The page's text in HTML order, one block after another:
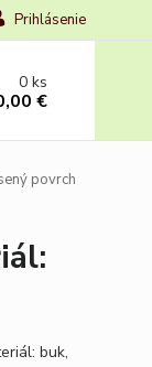
Prihlásenie
0ks
€
povrch
buk,